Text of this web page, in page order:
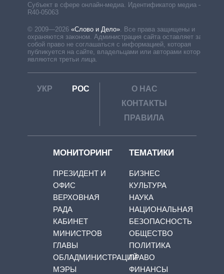
Субъект в сфере онлайн-медиа. Идентификатор медиа –
R40-05063
© 2009—2026 «Слово и Дело»
Все права защищены и
охраняются законом. Администрация сайта оставляет за
собой право не соглашаться с информацией, которая
публикуется на сайте, владельцами или авторами которой
являются третьи лица.
УКР РОС
О НАС
КОНТАКТЫ
ПРАВИЛА
МОНИТОРИНГ
ПРЕЗИДЕНТ И
ОФИС
ВЕРХОВНАЯ
РАДА
КАБИНЕТ
МИНИСТРОВ
ГЛАВЫ
ОБЛАДМИНИСТРАЦИЙ
МЭРЫ
ТЕМАТИКИ
БИЗНЕС
КУЛЬТУРА
НАУКА
НАЦИОНАЛЬНАЯ
БЕЗОПАСНОСТЬ
ОБЩЕСТВО
ПОЛИТИКА
ПРАВО
ФИНАНСЫ